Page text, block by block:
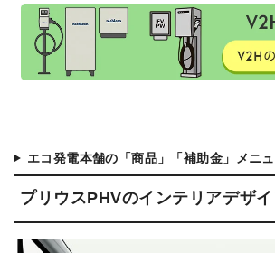
エコ発電本舗の「商品」「補助金」メニ
プリウスPHVのインテリアデザ